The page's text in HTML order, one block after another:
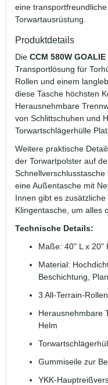
eine
Torwartausrüstung.
Produktdetails
Die CCM 580W
Transportlösung für
Rollen und einem
diese Tasche höchsten
Herausnehmbare
von Schlittschuhen und
Torwartschlägerhülle
Weitere praktische
der Torwartpolster auf
eine Außentasche mit
Innen gibt es
Klingentasche, um alles
Technische Details:
Maße: 40" L x 20"
Material:
Beschichtung,
3 All-Terrain-
Herausnehmbare
Helm
Gummiseile zur
YKK-